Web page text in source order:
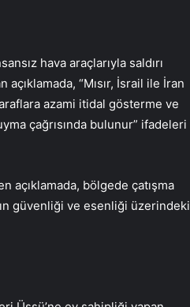
hava araçlarıyla saldırı
“Mısır, İsrail ile İran
azami itidal gösterme ve
çağrısında bulunur” ifadeleri
açıklamada, bölgede çatışma
güvenliği ve esenliği üzerindeki